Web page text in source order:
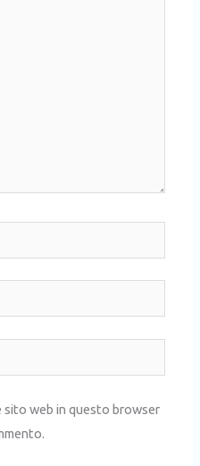
sito web in questo browser